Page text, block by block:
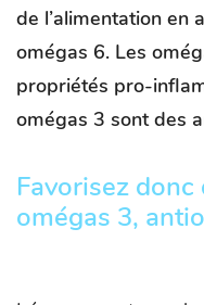
de l’alimentation en
omégas 6. Les
propriétés pro-
omégas 3 sont des
Favorisez
omégas 3,